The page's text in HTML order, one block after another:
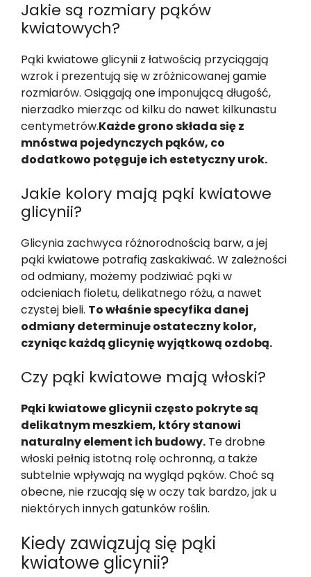
Jakie są rozmiary pąków
kwiatowych?
Pąki kwiatowe glicynii z łatwością przyciągają
wzrok i prezentują się w zróżnicowanej gamie
rozmiarów. Osiągają one imponującą długość,
nierzadko mierząc od kilku do nawet kilkunastu
centymetrów.Każde grono składa się z
mnóstwa pojedynczych pąków, co
dodatkowo potęguje ich estetyczny urok.
Jakie kolory mają pąki kwiatowe
glicynii?
Glicynia zachwyca różnorodnością barw, a jej
pąki kwiatowe potrafią zaskakiwać. W zależności
od odmiany, możemy podziwiać pąki w
odcieniach fioletu, delikatnego różu, a nawet
czystej bieli. To właśnie specyfika danej
odmiany determinuje ostateczny kolor,
czyniąc każdą glicynię wyjątkową ozdobą.
Czy pąki kwiatowe mają włoski?
Pąki kwiatowe glicynii często pokryte są
delikatnym meszkiem, który stanowi
naturalny element ich budowy. Te drobne
włoski pełnią istotną rolę ochronną, a także
subtelnie wpływają na wygląd pąków. Choć są
obecne, nie rzucają się w oczy tak bardzo, jak u
niektórych innych gatunków roślin.
Kiedy zawiązują się pąki
kwiatowe glicynii?